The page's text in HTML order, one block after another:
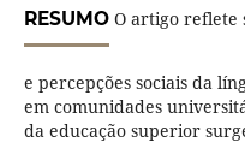
RESUMOO artigo reflete
e percepções sociais da
em comunidades
da educação superior